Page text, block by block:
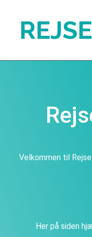
Velkommen til
Her på siden